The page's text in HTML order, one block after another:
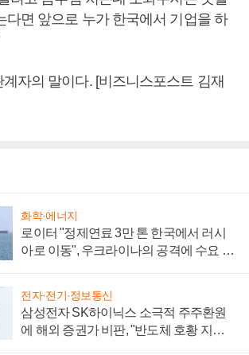
다면 앞으로 누가 한국에서 기업을 하
자의 말이다. [비즈니스포스트 김재
화학·에너지
로이터 "정제연료 3만 톤 한국에서 러시
아로 이동", 우크라이나의 공격에 수요 늘
전자·전기·정보통신
삼성전자 SK하이닉스 소극적 주주환원
에 해외 증권가 비판, "반도체 호황 지속